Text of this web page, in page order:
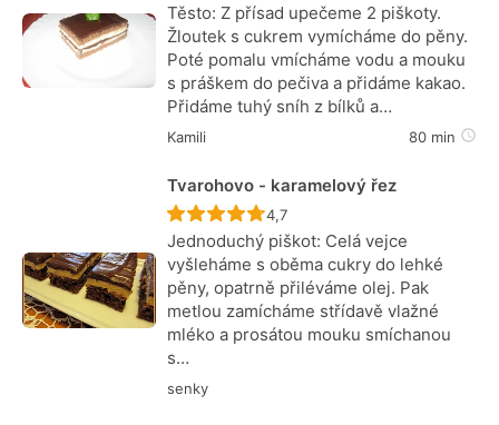
Těsto: Z přísad upečeme 2 piškoty.
Žloutek s cukrem vymícháme do pěny.
Poté pomalu vmícháme vodu a mouku
s práškem do pečiva a přidáme kakao.
Přidáme tuhý sníh z bílků a…
Kamili 80 min
Tvarohovo - karamelový řez
Recept ještě nebyl hodnocen
4,7
Jednoduchý piškot: Celá vejce
vyšleháme s oběma cukry do lehké
pěny, opatrně přiléváme olej. Pak
metlou zamícháme střídavě vlažné
mléko a prosátou mouku smíchanou
s…
senky